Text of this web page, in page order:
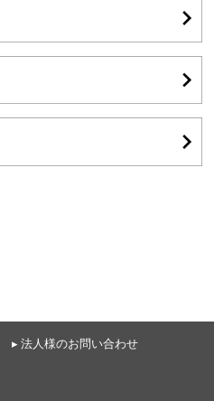
▸ 法人様のお問い合わせ